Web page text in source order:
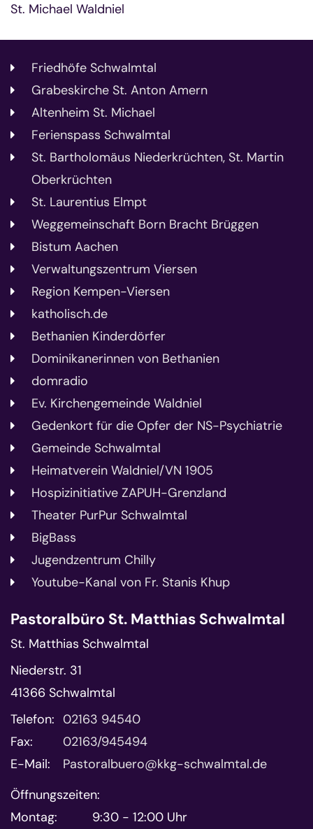
St. Michael Waldniel
Friedhöfe Schwalmtal
Grabeskirche St. Anton Amern
Altenheim St. Michael
Ferienspass Schwalmtal
St. Bartholomäus Niederkrüchten, St. Martin
Oberkrüchten
St. Laurentius Elmpt
Weggemeinschaft Born Bracht Brüggen
Bistum Aachen
Verwaltungszentrum Viersen
Region Kempen-Viersen
katholisch.de
Bethanien Kinderdörfer
Dominikanerinnen von Bethanien
domradio
Ev. Kirchengemeinde Waldniel
Gedenkort für die Opfer der NS-Psychiatrie
Gemeinde Schwalmtal
Heimatverein Waldniel/VN 1905
Hospizinitiative ZAPUH-Grenzland
Theater PurPur Schwalmtal
BigBass
Jugendzentrum Chilly
Youtube-Kanal von Fr. Stanis Khup
Pastoralbüro St. Matthias Schwalmtal
St. Matthias Schwalmtal
Niederstr. 31
41366 Schwalmtal
Telefon: 02163 94540
Fax:
02163/945494
E-Mail:
Pastoralbuero@kkg-schwalmtal.de
Öffnungszeiten:
Montag: 9:30 - 12:00 Uhr